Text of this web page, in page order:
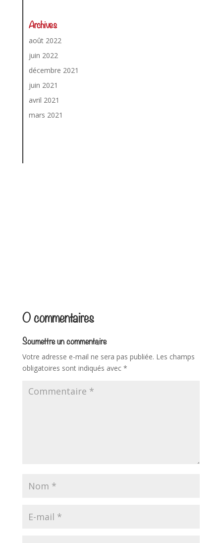
Archives
août 2022
juin 2022
décembre 2021
juin 2021
avril 2021
mars 2021
0 commentaires
Soumettre un commentaire
Votre adresse e-mail ne sera pas publiée. Les champs
obligatoires sont indiqués avec *